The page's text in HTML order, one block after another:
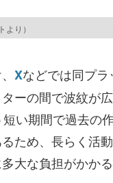
より）
Xなどでは同プ
ーの間で波紋が
い期間で過去の
ため、長らく活
大な負担がかか